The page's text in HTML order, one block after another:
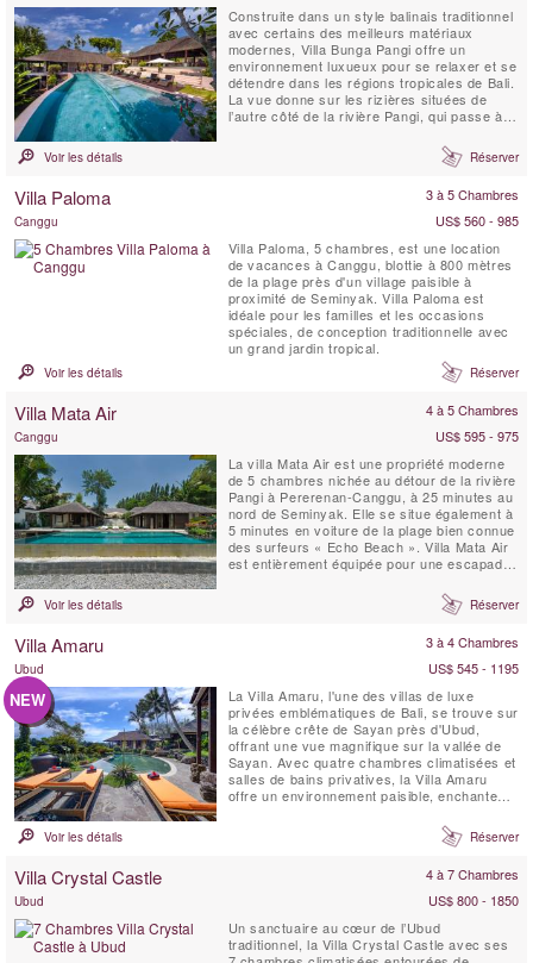
Construite dans un style balinais traditionnel
avec certains des meilleurs matériaux
modernes, Villa Bunga Pangi offre un
environnement luxueux pour se relaxer et se
détendre dans les régions tropicales de Bali.
La vue donne sur les rizières situées de
l’autre côté de la rivière Pangi, qui passe à
l'ouest pendant 1 mille jusqu’à l’océan.
Bunga signifie «fleur»; profitez d’un cocktail
Voir les détails Réserver
Villa Paloma 3 à 5 Chambres
Canggu
US$ 560 - 985
Villa Paloma, 5 chambres, est une location
de vacances à Canggu, blottie à 800 mètres
de la plage près d'un village paisible à
proximité de Seminyak. Villa Paloma est
idéale pour les familles et les occasions
spéciales, de conception traditionnelle avec
un grand jardin tropical.
Voir les détails Réserver
Villa Mata Air 4 à 5 Chambres
Canggu
US$ 595 - 975
La villa Mata Air est une propriété moderne
de 5 chambres nichée au détour de la rivière
Pangi à Pererenan-Canggu, à 25 minutes au
nord de Seminyak. Elle se situe également à
5 minutes en voiture de la plage bien connue
des surfeurs « Echo Beach ». Villa Mata Air
est entièrement équipée pour une escapade
style balinais ouvert avec celui de la vie
Voir les détails Réserver
Villa Amaru 3 à 4 Chambres
Ubud US$ 545 - 1195
NEW
La Villa Amaru, l'une des villas de luxe
privées emblématiques de Bali, se trouve sur
la célèbre crête de Sayan près d'Ubud,
offrant une vue magnifique sur la vallée de
Sayan. Avec quatre chambres climatisées et
salles de bains privatives, la Villa Amaru
offre un environnement paisible, enchanteur
offre une vue panoramique à couper le
souffle sur la chaîne de volcans de Bali et
Voir les détails Réserver
Villa Crystal Castle 4 à 7 Chambres
Ubud
US$ 800 - 1850
Un sanctuaire au cœur de l’Ubud
traditionnel, la Villa Crystal Castle avec ses